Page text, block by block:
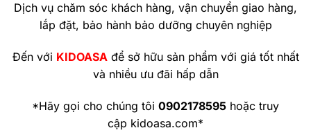
Dịch vụ chăm sóc khách hàng, vận chuyển giao hàng,
lắp đặt, bảo hành bảo dưỡng chuyên nghiệp
Đến với KIDOASA để sở hữu sản phẩm với giá tốt nhất
và nhiều ưu đãi hấp dẫn
*Hãy gọi cho chúng tôi 0902178595 hoặc truy
cập kidoasa.com*